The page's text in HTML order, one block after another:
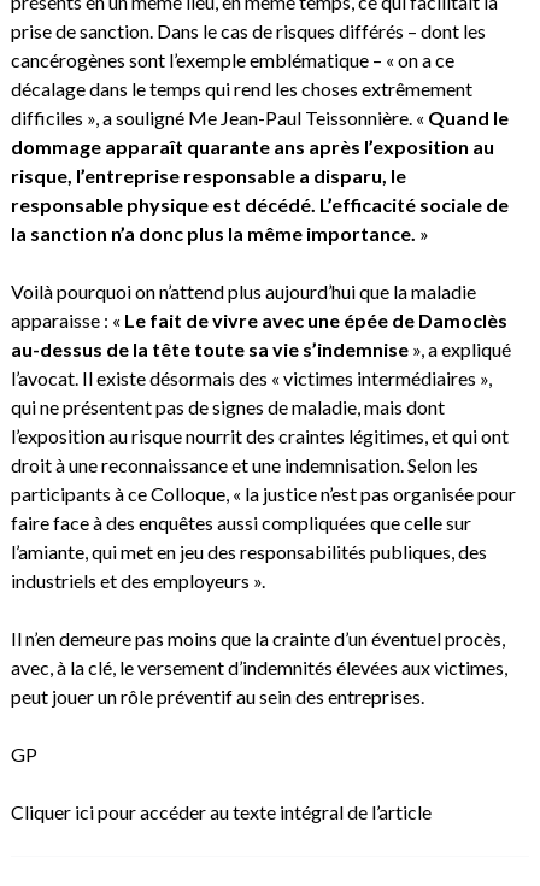
prise de sanction. Dans le cas de risques différés – dont les
cancérogènes sont l’exemple emblématique – « on a ce
décalage dans le temps qui rend les choses extrêmement
difficiles », a souligné Me Jean-Paul Teissonnière. « Quand le
dommage apparaît quarante ans après l’exposition au
risque, l’entreprise responsable a disparu, le
responsable physique est décédé. L’efficacité sociale de
la sanction n’a donc plus la même importance. »
Voilà pourquoi on n’attend plus aujourd’hui que la maladie
apparaisse : « Le fait de vivre avec une épée de Damoclès
au-dessus de la tête toute sa vie s’indemnise», a expliqué
l’avocat. Il existe désormais des « victimes intermédiaires »,
qui ne présentent pas de signes de maladie, mais dont
l’exposition au risque nourrit des craintes légitimes, et qui ont
droit à une reconnaissance et une indemnisation. Selon les
participants à ce Colloque, « la justice n’est pas organisée pour
faire face à des enquêtes aussi compliquées que celle sur
l’amiante, qui met en jeu des responsabilités publiques, des
industriels et des employeurs ».
Il n’en demeure pas moins que la crainte d’un éventuel procès,
avec, à la clé, le versement d’indemnités élevées aux victimes,
peut jouer un rôle préventif au sein des entreprises.
GP
Cliquer ici pour accéder au texte intégral de l’article